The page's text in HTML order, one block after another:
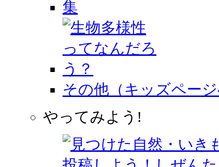
その他（キッズペー
やってみよう!